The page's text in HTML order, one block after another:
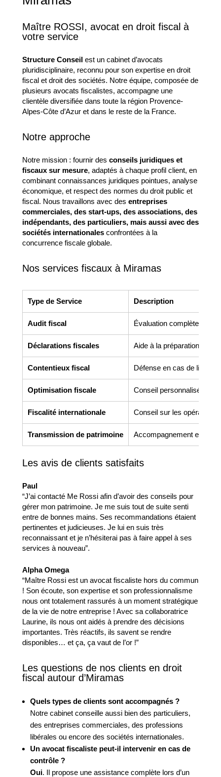
Maître ROSSI, avocat en droit fiscal à
votre service
Structure Conseilest un cabinet d’avocats
pluridisciplinaire, reconnu pour son expertise en droit
fiscal et droit des sociétés. Notre équipe, composée de
plusieurs avocats fiscalistes, accompagne une
clientèle diversifiée dans toute la région Provence-
Alpes-Côte d’Azur et dans le reste de la France.
Notre approche
Notre mission : fournir des conseils juridiques et
fiscaux sur mesure, adaptés à chaque profil client, en
combinant connaissances juridiques pointues, analyse
économique, et respect des normes du droit public et
fiscal. Nous travaillons avec des entreprises
commerciales, des start-ups, des associations, des
indépendants, des particuliers, mais aussi avec des
sociétés internationalesconfrontées à la
concurrence fiscale globale.
Nos services fiscaux à Miramas
Type de Service Description
Audit fiscal Évaluation complète de la
Déclarations fiscales Aide à la préparation des
Contentieux fiscal Défense en cas de litige
Optimisation fiscale Conseil personnalisé pour
Fiscalité internationale Conseil sur les opérations
Transmission de patrimoine Accompagnement en
Les avis de clients satisfaits
Paul
“J’ai contacté Me Rossi afin d’avoir des conseils pour
gérer mon patrimoine. Je me suis tout de suite senti
entre de bonnes mains. Ses recommandations étaient
pertinentes et judicieuses. Je lui en suis très
reconnaissant et je n’hésiterai pas à faire appel à ses
services à nouveau”.
Alpha Omega
“Maître Rossi est un avocat fiscaliste hors du commun
! Son écoute, son expertise et son professionnalisme
nous ont totalement rassurés à un moment stratégique
de la vie de notre entreprise ! Avec sa collaboratrice
Laurine, ils nous ont aidés à prendre des décisions
importantes. Très réactifs, ils savent se rendre
disponibles… et ça, ça vaut de l’or !”
Les questions de nos clients en droit
fiscal autour d’Miramas
Quels types de clients sont accompagnés ?
Notre cabinet conseille aussi bien des particuliers,
des entreprises commerciales, des professions
libérales ou encore des sociétés internationales.
Un avocat fiscaliste peut-il intervenir en cas de
contrôle ?
Oui. Il propose une assistance complète lors d’un